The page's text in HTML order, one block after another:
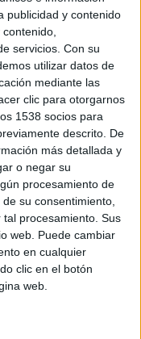
publicidad y contenido
servicios. Con su
utilizar datos de
mediante las
clic para otorgarnos
1538 socios para
descrito. De
más detallada y
o negar su
procesamiento de
su consentimiento,
procesamiento. Sus
web. Puede cambiar
en cualquier
clic en el botón
web.